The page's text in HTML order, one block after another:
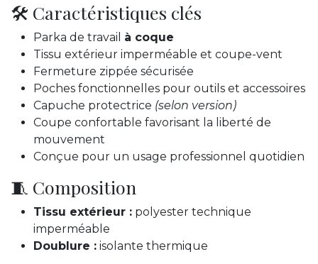
🛠️ Caractéristiques clés
Parka de travail à coque
Tissu extérieur imperméable et coupe-vent
Fermeture zippée sécurisée
Poches fonctionnelles pour outils et accessoires
Capuche protectrice (selon version)
Coupe confortable favorisant la liberté de
mouvement
Conçue pour un usage professionnel quotidien
🧵 Composition
Tissu extérieur : polyester technique
imperméable
Doublure : isolante thermique